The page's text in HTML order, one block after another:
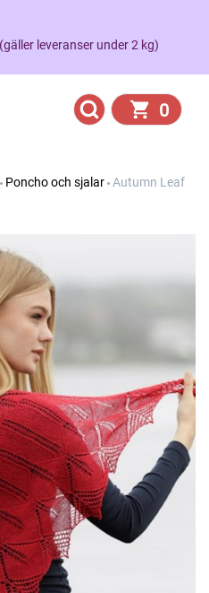
leveranser under 2 kg)
0
Poncho och sjalar Autumn Leaf